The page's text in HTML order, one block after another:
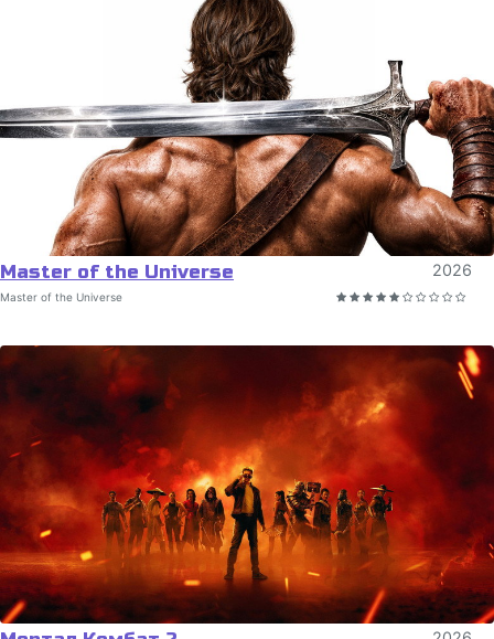
Master of the Universe 2026
Master of the Universe